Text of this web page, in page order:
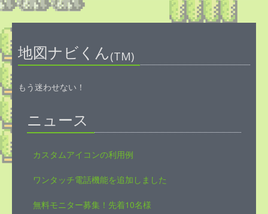
地図ナビくん(TM)
もう迷わせない！
ニュース
カスタムアイコンの利用例
ワンタッチ電話機能を追加しました
無料モニター募集！先着10名様